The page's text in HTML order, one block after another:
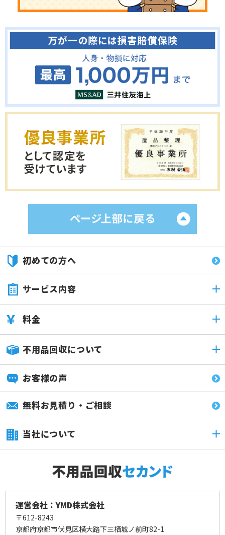
初めての方へ
サービス内容
料金
不用品回収について
お客様の声
無料お見積り・ご相談
当社について
運営会社：YMD株式会社
〒612-8243
京都府京都市伏見区横大路下三栖城ノ前町82-1